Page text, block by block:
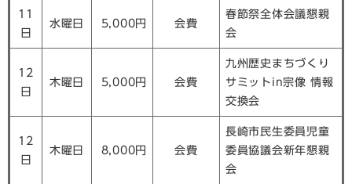
11
日
水曜日 5,000円 会費
春節祭全体会議懇親
会
12
日
木曜日 5,000円 会費
九州歴史まちづくり
サミットin宗像 情報
交換会
12
日
木曜日 8,000円 会費
長崎市民生委員児童
委員協議会新年懇親
会